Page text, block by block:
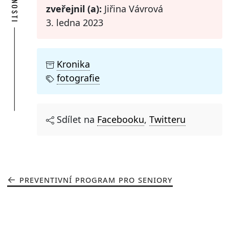
zveřejnil (a): Jiřina Vávrová
3. ledna 2023
Kronika
fotografie
Sdílet na Facebooku, Twitteru
PREVENTIVNÍ PROGRAM PRO SENIORY